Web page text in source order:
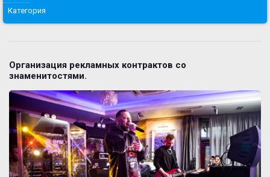
Категория
Организация рекламных контрактов со
знаменитостями.